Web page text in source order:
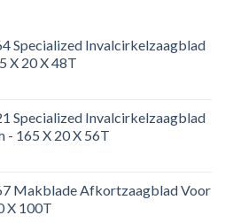
Specialized Invalcirkelzaagblad
X 20 X 48T
Specialized Invalcirkelzaagblad
- 165 X 20 X 56T
Makblade Afkortzaagblad Voor
X 100T